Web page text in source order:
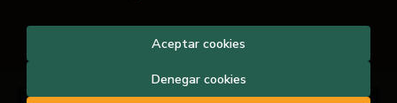
El Retiro de las Letras. Todos los Derechos
Denegar cookies
Aceptar cookies